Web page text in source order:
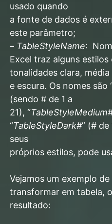
usado quando
a fonte de dados é
este parâmetro;
– TableStyleName:
Excel traz alguns estilos
tonalidades clara, média
e escura. Os nomes são
(sendo # de 1 a
21), “
“TableStyleDark#” (# de
seus
próprios estilos, pode
Vejamos um exemplo
transformar em tabela,
resultado: